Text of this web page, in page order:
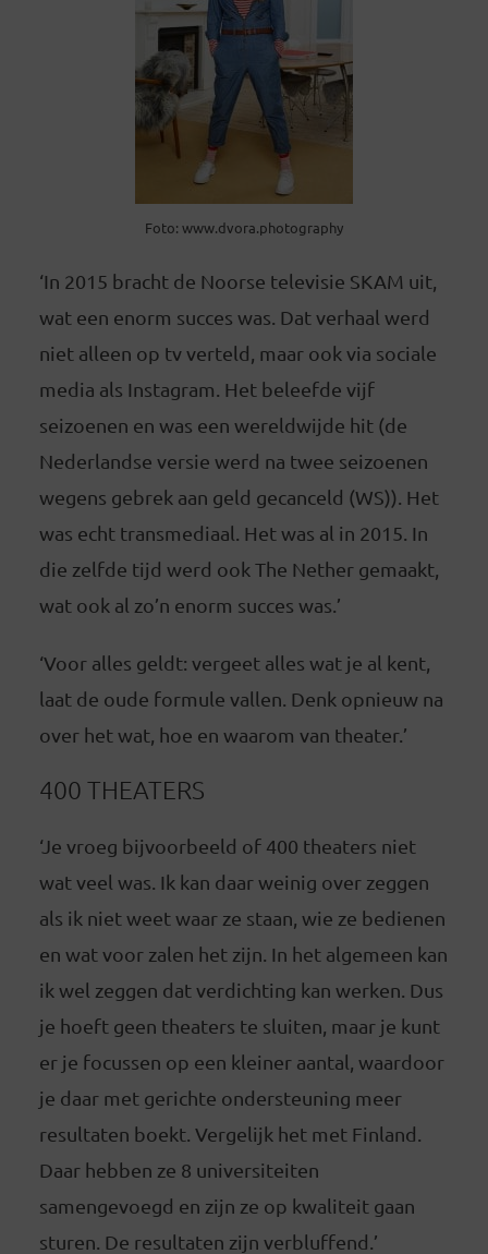
Foto: www.dvora.photography
‘In 2015 bracht de Noorse televisie SKAM uit,
wat een enorm succes was. Dat verhaal werd
niet alleen op tv verteld, maar ook via sociale
media als Instagram. Het beleefde vijf
seizoenen en was een wereldwijde hit (de
Nederlandse versie werd na twee seizoenen
wegens gebrek aan geld gecanceld (WS)). Het
was echt transmediaal. Het was al in 2015. In
die zelfde tijd werd ook The Nether gemaakt,
wat ook al zo’n enorm succes was.’
‘Voor alles geldt: vergeet alles wat je al kent,
laat de oude formule vallen. Denk opnieuw na
over het wat, hoe en waarom van theater.’
400 THEATERS
‘Je vroeg bijvoorbeeld of 400 theaters niet
wat veel was. Ik kan daar weinig over zeggen
als ik niet weet waar ze staan, wie ze bedienen
en wat voor zalen het zijn. In het algemeen kan
ik wel zeggen dat verdichting kan werken. Dus
je hoeft geen theaters te sluiten, maar je kunt
er je focussen op een kleiner aantal, waardoor
je daar met gerichte ondersteuning meer
resultaten boekt. Vergelijk het met Finland.
Daar hebben ze 8 universiteiten
samengevoegd en zijn ze op kwaliteit gaan
sturen. De resultaten zijn verbluffend.’